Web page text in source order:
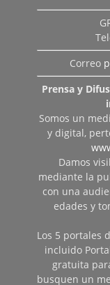
Correo
Prensa y
Somos un
y digital,
Damos
mediante la
con una
edades y
Los 5 portales
incluido
gratuita
busquen un